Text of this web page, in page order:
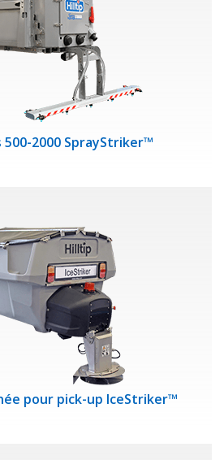
500-2000 SprayStriker™
pour pick-up IceStriker™